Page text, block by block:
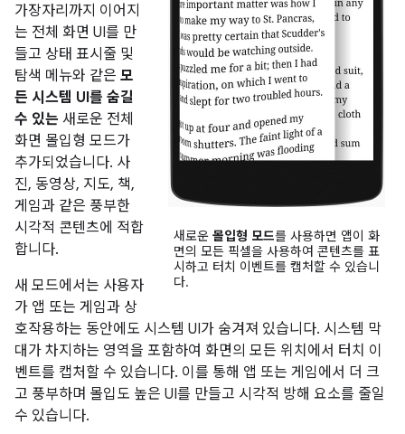
새로운 몰입형 모드를 사용하면 앱이 화
면의 모든 픽셀을 사용하여 콘텐츠를 표
시하고 터치 이벤트를 캡처할 수 있습니
다.
가장자리까지 이어지
는 전체 화면 UI를 만
들고 상태 표시줄 및
탐색 메뉴와 같은 모
든 시스템 UI를 숨길
수 있는 새로운 전체
화면 몰입형 모드가
추가되었습니다. 사
진, 동영상, 지도, 책,
게임과 같은 풍부한
시각적 콘텐츠에 적합
합니다.
새 모드에서는 사용자
가 앱 또는 게임과 상
호작용하는 동안에도 시스템 UI가 숨겨져 있습니다. 시스템 막
대가 차지하는 영역을 포함하여 화면의 모든 위치에서 터치 이
벤트를 캡처할 수 있습니다. 이를 통해 앱 또는 게임에서 더 크
고 풍부하며 몰입도 높은 UI를 만들고 시각적 방해 요소를 줄일
수 있습니다.